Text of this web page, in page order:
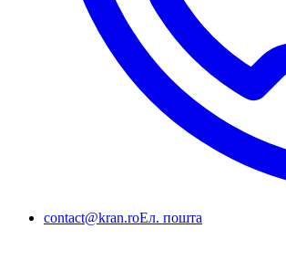
contact@kran.roЕл. пошта